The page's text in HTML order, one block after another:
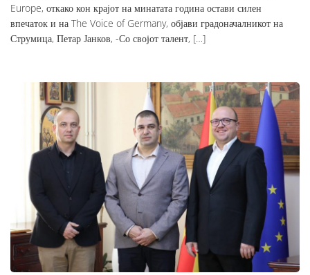
Europe, откако кон крајот на минатата година остави силен
впечаток и на The Voice of Germany, објави градоначалникот на
Струмица, Петар Јанков, -Со својот талент, […]